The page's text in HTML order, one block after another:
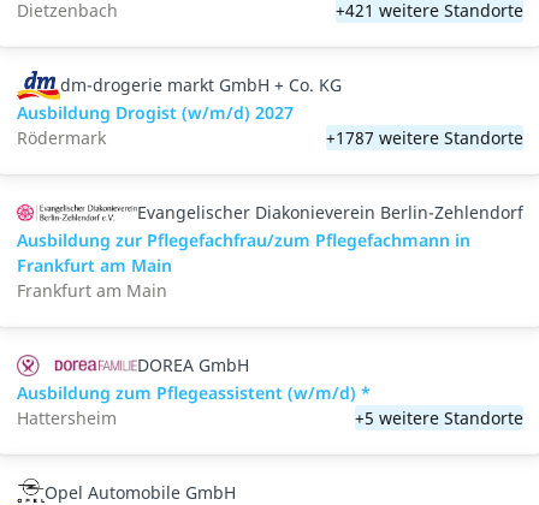
Dietzenbach
+421 weitere Standorte
dm-drogerie markt GmbH + Co. KG
Ausbildung Drogist (w/m/d) 2027
Rödermark
+1787 weitere Standorte
Evangelischer Diakonieverein Berlin-Zehlendorf
Ausbildung zur Pflegefachfrau/zum Pflegefachmann in
Frankfurt am Main
Frankfurt am Main
DOREA GmbH
Ausbildung zum Pflegeassistent (w/m/d) *
Hattersheim
+5 weitere Standorte
Opel Automobile GmbH